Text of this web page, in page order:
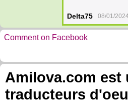
Delta75 08/01/
Comment on Facebook
Amilova.com est
traducteurs